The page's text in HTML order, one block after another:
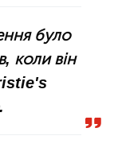
було
коли він